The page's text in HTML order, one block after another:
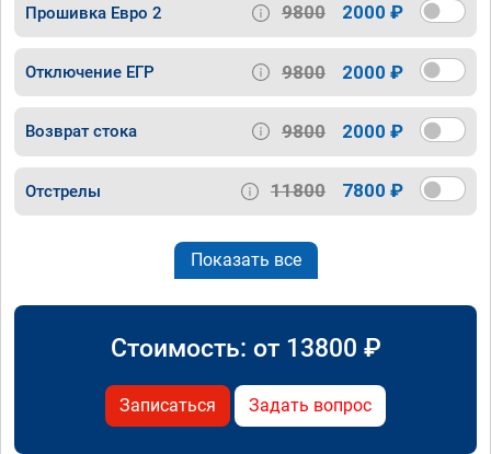
Прошивка Евро 2 9800 2000 ₽
Отключение ЕГР 9800 2000 ₽
Возврат стока 9800 2000 ₽
Отстрелы 11800 7800 ₽
Показать все
Стоимость: от 13800 ₽
Записаться Задать вопрос